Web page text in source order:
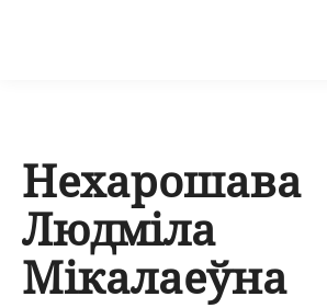
Нехарошава
Людміла
Мікалаеўна